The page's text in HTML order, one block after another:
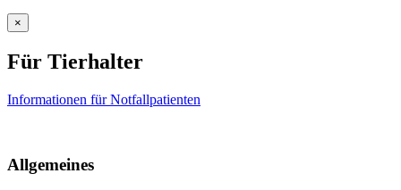
×
Für Tierhalter
Informationen für Notfallpatienten
Allgemeines